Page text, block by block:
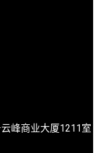
峰商业大厦1211室